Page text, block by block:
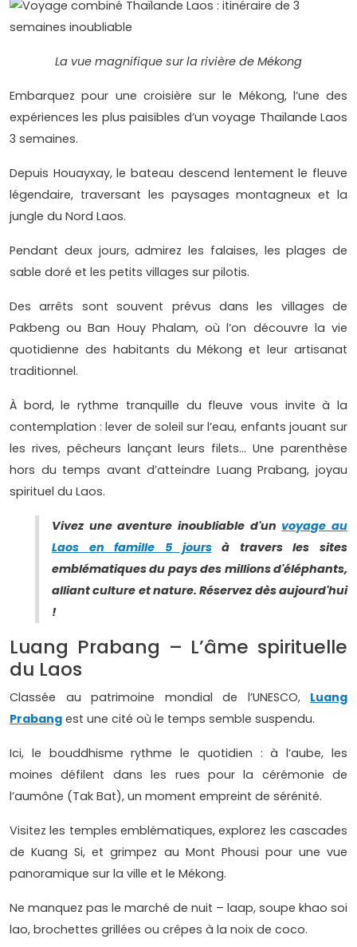
La vue magnifique sur la rivière de Mékong
Embarquez pour une croisière sur le Mékong, l’une des
expériences les plus paisibles d’un voyage Thaïlande Laos
3 semaines.
Depuis Houayxay, le bateau descend lentement le fleuve
légendaire, traversant les paysages montagneux et la
jungle du Nord Laos.
Pendant deux jours, admirez les falaises, les plages de
sable doré et les petits villages sur pilotis.
Des arrêts sont souvent prévus dans les villages de
Pakbeng ou Ban Houy Phalam, où l’on découvre la vie
quotidienne des habitants du Mékong et leur artisanat
traditionnel.
À bord, le rythme tranquille du fleuve vous invite à la
contemplation : lever de soleil sur l’eau, enfants jouant sur
les rives, pêcheurs lançant leurs filets… Une parenthèse
hors du temps avant d’atteindre Luang Prabang, joyau
spirituel du Laos.
Vivez une aventure inoubliable d'unvoyage au
Laos en famille 5 joursà travers les sites
emblématiques du pays des millions d'éléphants,
alliant culture et nature. Réservez dès aujourd'hui
!
Luang Prabang – L’âme spirituelle
du Laos
Classée au patrimoine mondial de l’UNESCO, Luang
Prabang est une cité où le temps semble suspendu.
Ici, le bouddhisme rythme le quotidien : à l’aube, les
moines défilent dans les rues pour la cérémonie de
l’aumône (Tak Bat), un moment empreint de sérénité.
Visitez les temples emblématiques, explorez les cascades
de Kuang Si, et grimpez au Mont Phousi pour une vue
panoramique sur la ville et le Mékong.
Ne manquez pas le marché de nuit – laap, soupe khao soi
lao, brochettes grillées ou crêpes à la noix de coco.